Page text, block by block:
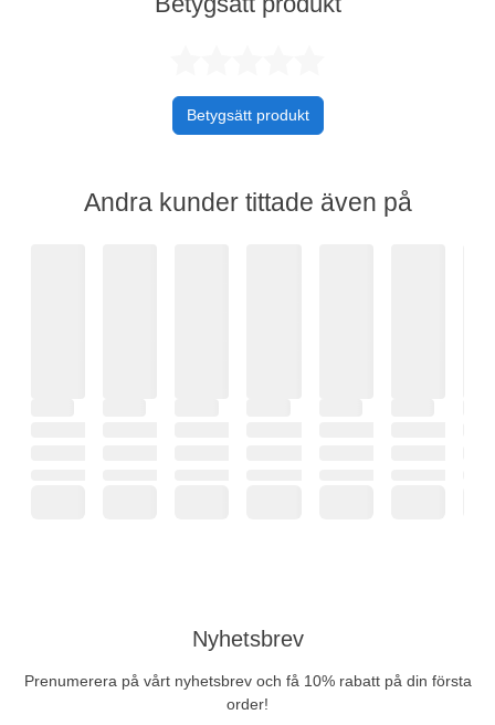
Betygsätt produkt
Andra kunder tittade även på
Nyhetsbrev
Prenumerera på vårt nyhetsbrev och få 10% rabatt på din första
order!